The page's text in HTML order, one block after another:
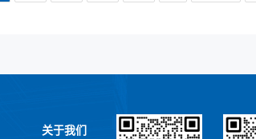
关于我们